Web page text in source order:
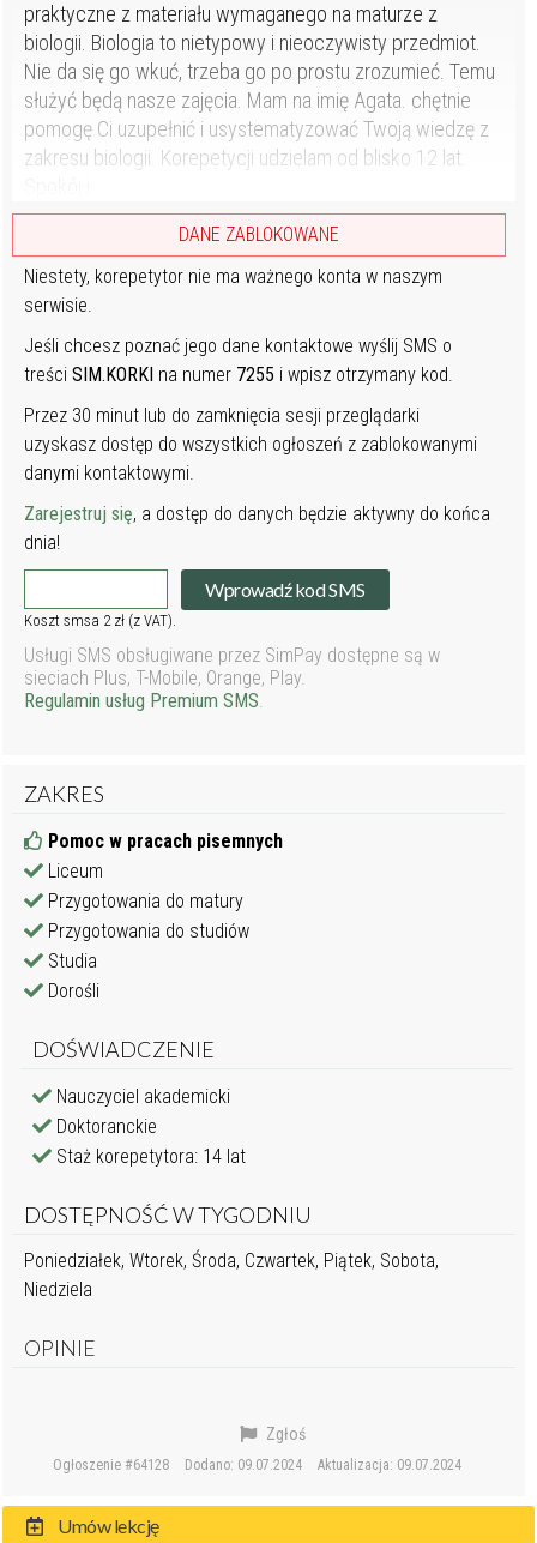
praktyczne z materiału wymaganego na maturze z
biologii. Biologia to nietypowy i nieoczywisty przedmiot.
Nie da się go wkuć, trzeba go po prostu zrozumieć. Temu
służyć będą nasze zajęcia. Mam na imię Agata. chętnie
pomogę Ci uzupełnić i usystematyzować Twoją wiedzę z
zakresu biologii. Korepetycji udzielam od blisko 12 lat.
DANE ZABLOKOWANE
Niestety, korepetytor nie ma ważnego konta w naszym
serwisie.
Jeśli chcesz poznać jego dane kontaktowe wyślij SMS o
treściSIM.KORKI na numer 7255 i wpisz otrzymany kod.
Przez 30 minut lub do zamknięcia sesji przeglądarki
uzyskasz dostęp do wszystkich ogłoszeń z zablokowanymi
danymi kontaktowymi.
Zarejestruj się, a dostęp do danych będzie aktywny do końca
dnia!
Wprowadź kod SMS
Koszt smsa 2 zł (z VAT).
Usługi SMS obsługiwane przez SimPay dostępne są w
sieciach Plus, T-Mobile, Orange, Play.
Regulamin usług Premium SMS.
ZAKRES
Pomoc w pracach pisemnych
Liceum
Przygotowania do matury
Przygotowania do studiów
Studia
Dorośli
DOŚWIADCZENIE
Nauczyciel akademicki
Doktoranckie
Staż korepetytora: 14 lat
DOSTĘPNOŚĆ W TYGODNIU
Poniedziałek, Wtorek, Środa, Czwartek, Piątek, Sobota,
Niedziela
OPINIE
Ogłoszenie #64128 Dodano: 09.07.2024 Aktualizacja: 09.07.2024
Zgłoś
Umów lekcję